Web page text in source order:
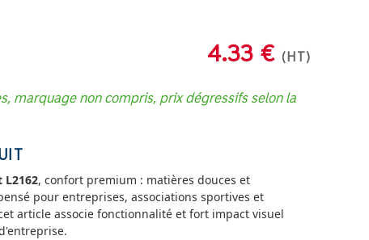
4.33 € (HT)
marquage non compris, prix dégressifs selon la
L2162, confort premium : matières douces et
pour entreprises, associations sportives et
article associe fonctionnalité et fort impact visuel